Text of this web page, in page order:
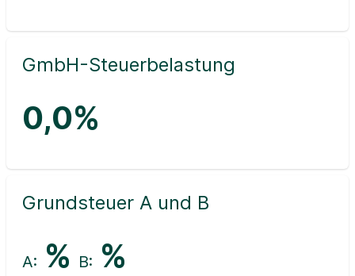
GmbH-Steuerbelastung
0,0%
Grundsteuer A und B
A: % B: %